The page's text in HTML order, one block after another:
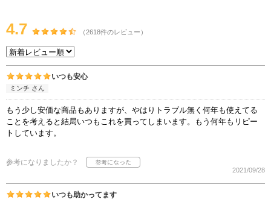
4.7 （2618件のレビュー）
いつも安心
ミンチ さん
もう少し安価な商品もありますが、やはりトラブル無く何年も使えてる
ことを考えると結局いつもこれを買ってしまいます。もう何年もリピー
トしています。
参考になりましたか？
2021/09/28
いつも助かってます